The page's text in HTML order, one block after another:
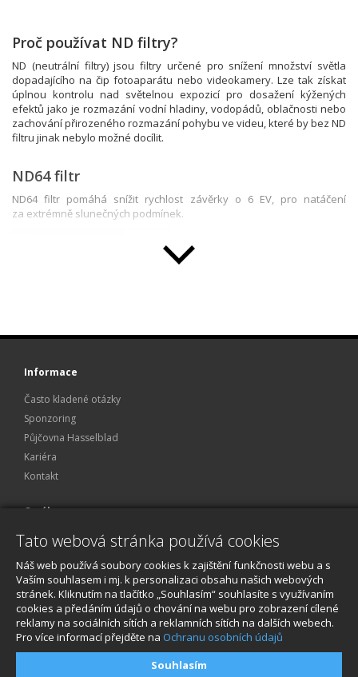
Proč používat ND filtry?
ND (neutrální filtry) jsou filtry určené pro snížení množství světla
dopadajícího na čip fotoaparátu nebo videokamery. Lze tak získat
úplnou kontrolu nad světelnou expozicí pro dosažení kýžených
efektů jako je rozmazání vodní hladiny, vodopádů, oblačnosti nebo
zachování přirozeného rozmazání pohybu ve videu, které by bez ND
filtru jinak nebylo možné docílit.
ND64 filtr
ND64 filtr pomáhá snížit rychlost závěrky o 6 EV, pro natáčení
za extrémně slunečných podmínek.
Informace
Často kladené otázky
Sponzoring
Půjčovna Hasselblad
Kariéra
Kontakt
O nákupu
Obchodní podmínky
Reklamace a servis
O nákupu
Souhlasím
Tato webová stránka používá cookies
Náš web používá soubory cookies k zajištění funkčnosti webu a s
Vaším souhlasem i mj. k personalizaci obsahu našich webových
stránek. Kliknutím na tlačítko „Souhlasím“ souhlasíte s využívaním
cookies a předáním údajů o chování na webu pro zobrazení cílené
reklamy na sociálních sítích a reklamních sítích na dalších webech.
Pro více informací přejděte na Ochranu osobních údajů